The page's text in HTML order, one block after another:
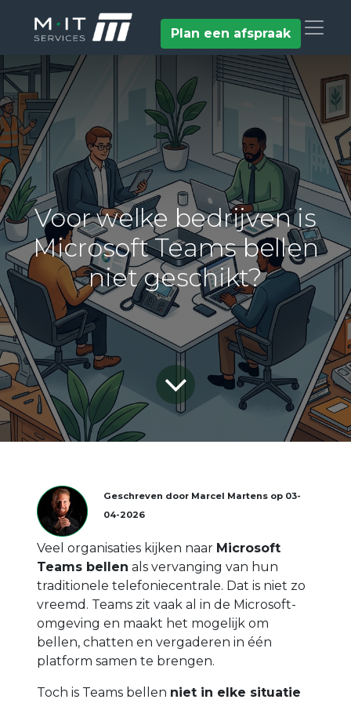
Plan een afspraak
Voor welke bedrijven is
Microsoft Teams bellen
niet geschikt?
Geschreven door Marcel Martens op 03-
04-2026
Veel organisaties kijken naar Microsoft
Teams bellen als vervanging van hun
traditionele telefoniecentrale. Dat is niet zo
vreemd. Teams zit vaak al in de Microsoft-
omgeving en maakt het mogelijk om
bellen, chatten en vergaderen in één
platform samen te brengen.
Toch is Teams bellen niet in elke situatie